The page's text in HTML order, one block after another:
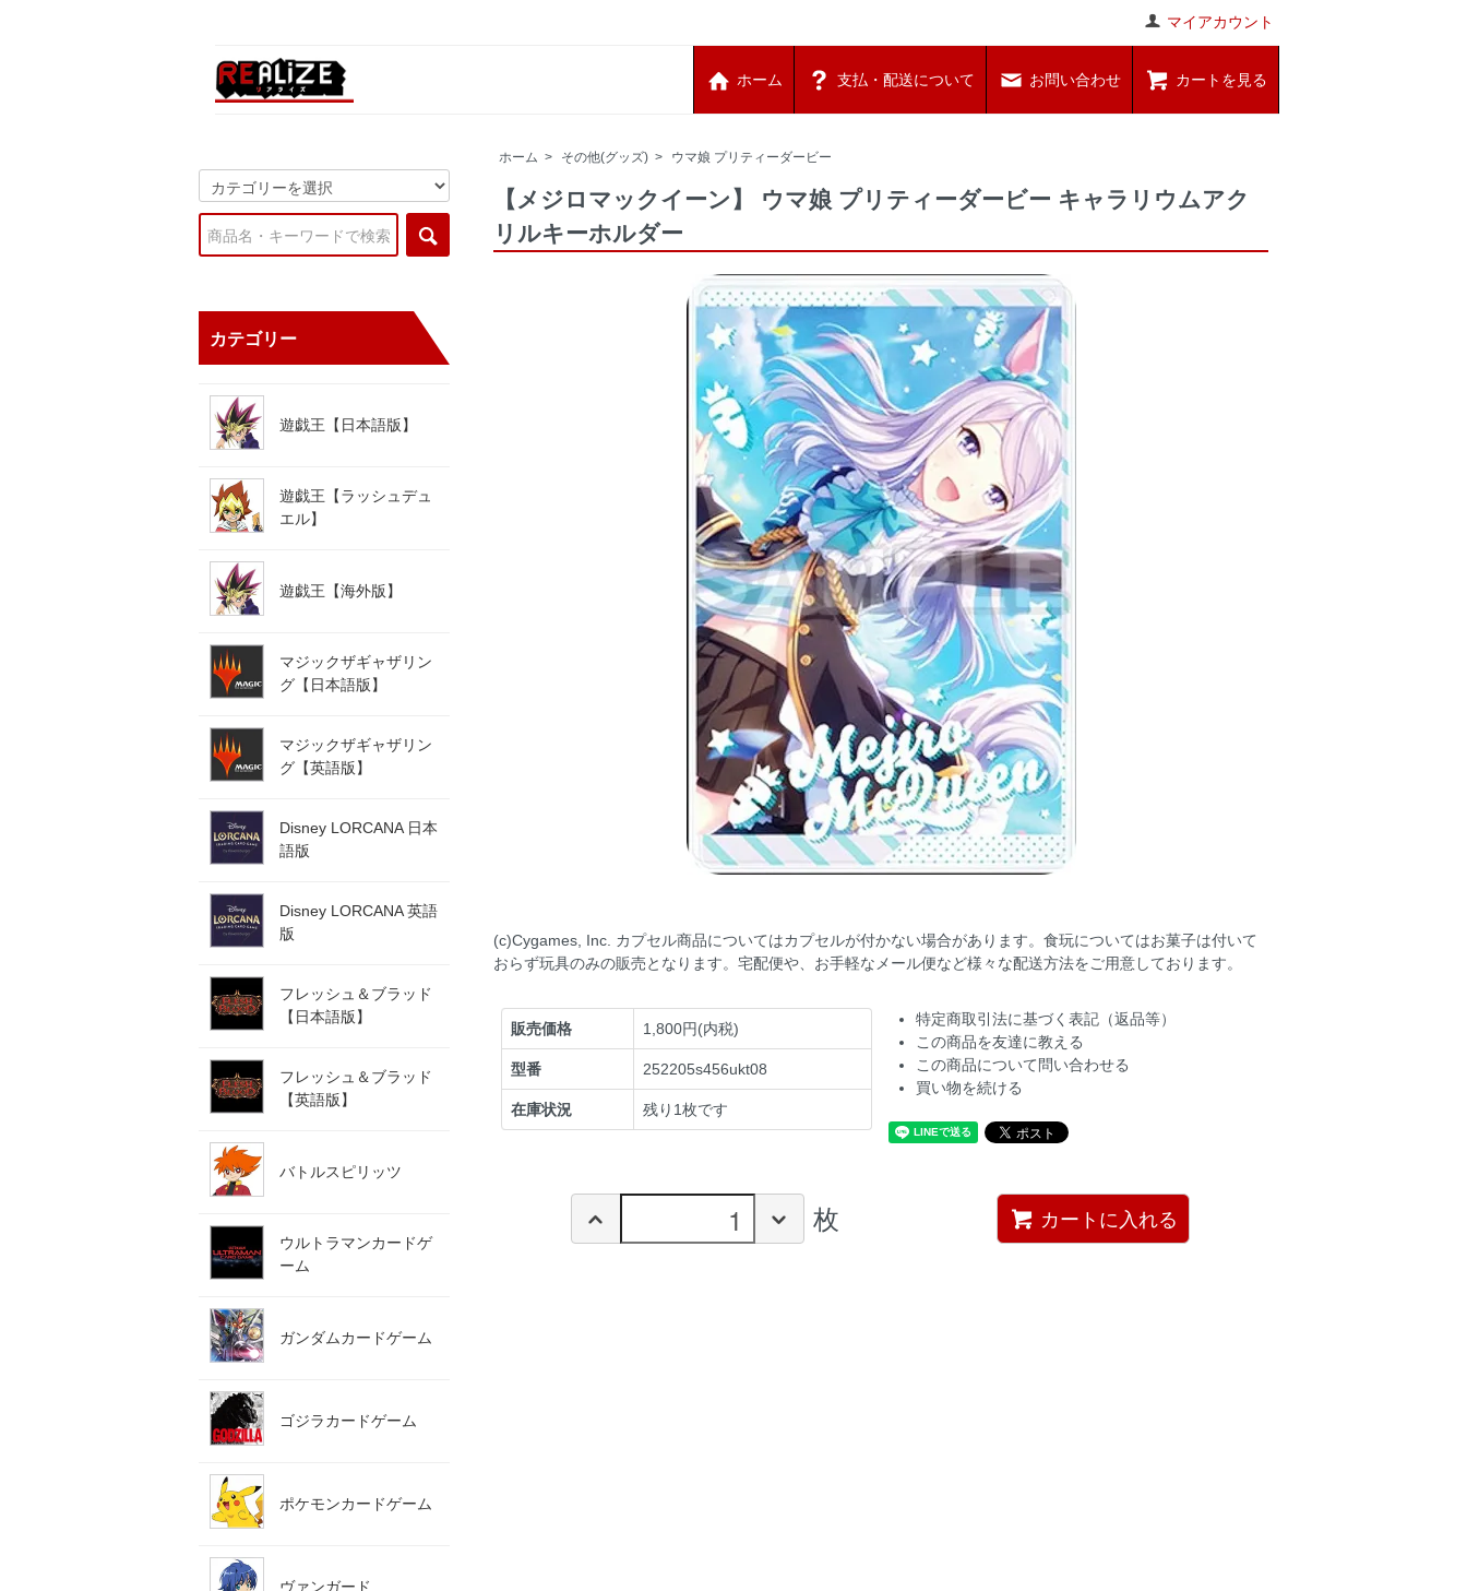
マイアカウント
ホーム 支払・配送について お問い合わせ カートを見る
ホーム > その他(グッズ) > ウマ娘 プリティーダービー
【メジロマックイーン】 ウマ娘 プリティーダービー キャラリウムアク
リルキーホルダー
(c)Cygames, Inc. カプセル商品についてはカプセルが付かない場合があります。食玩についてはお菓子は付いて
おらず玩具のみの販売となります。宅配便や、お手軽なメール便など様々な配送方法をご用意しております。
販売価格 1,800円(内税)
型番 252205s456ukt08
在庫状況 残り1枚です
特定商取引法に基づく表記（返品等）
この商品を友達に教える
この商品について問い合わせる
買い物を続ける
枚 カートに入れる
カテゴリー
遊戯王【日本語版】
遊戯王【ラッシュデュ
エル】
遊戯王【海外版】
マジックザギャザリン
グ【日本語版】
マジックザギャザリン
グ【英語版】
Disney LORCANA 日本
語版
Disney LORCANA 英語
版
フレッシュ＆ブラッド
【日本語版】
フレッシュ＆ブラッド
【英語版】
バトルスピリッツ
ウルトラマンカードゲ
ーム
ガンダムカードゲーム
ゴジラカードゲーム
ポケモンカードゲーム
ヴァンガード